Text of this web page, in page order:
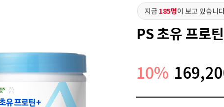
지금 185명이 보고 있습니
PS 초유 프로
10%